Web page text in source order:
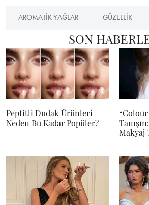
AROMATIK YAĞLAR GÜZELLIK
SON
Peptitli Dudak Ürünleri
Neden Bu Kadar Popüler?
Makyaj